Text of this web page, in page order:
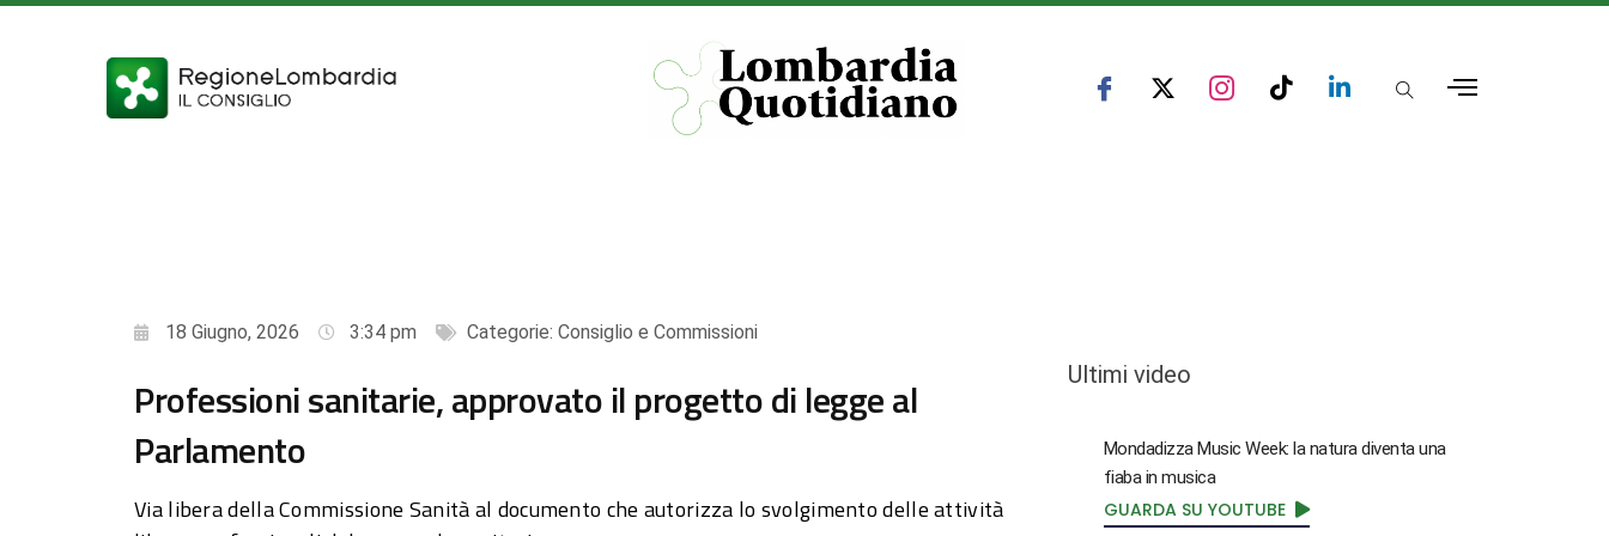
18 Giugno, 2026 3:34 pm Categorie: Consiglio e Commissioni
Professioni sanitarie, approvato il progetto di legge al
Parlamento
Via libera della Commissione Sanità al documento che autorizza lo svolgimento delle attività
Ultimi video
Mondadizza Music Week: la natura diventa una
fiaba in musica
GUARDA SU YOUTUBE